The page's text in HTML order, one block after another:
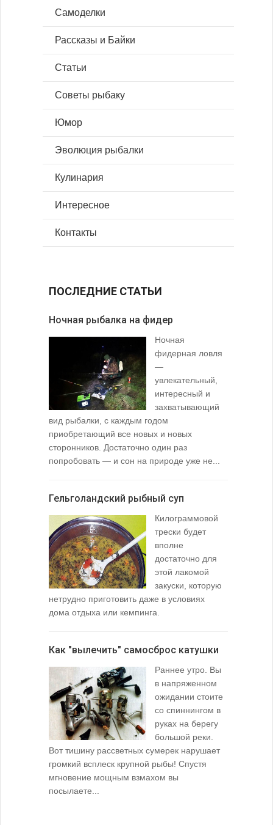
Самоделки
Рассказы и Байки
Статьи
Советы рыбаку
Юмор
Эволюция рыбалки
Кулинария
Интересное
Контакты
ПОСЛЕДНИЕ СТАТЬИ
Ночная рыбалка на фидер
Ночная
фидерная ловля
—
увлекательный,
интересный и
захватывающий
вид рыбалки, с каждым годом
приобретающий все новых и новых
сторонников. Достаточно один раз
попробовать — и сон на природе уже не...
Гельголандский рыбный суп
Килограммовой
трески будет
вполне
достаточно для
этой лакомой
закуски, которую
нетрудно приготовить даже в условиях
дома отдыха или кемпинга.
Как "вылечить" самосброс катушки
Раннее утро. Вы
в напряженном
ожидании стоите
со спиннингом в
руках на берегу
большой реки.
Вот тишину рассветных сумерек нарушает
громкий всплеск крупной рыбы! Спустя
мгновение мощным взмахом вы
посылаете...